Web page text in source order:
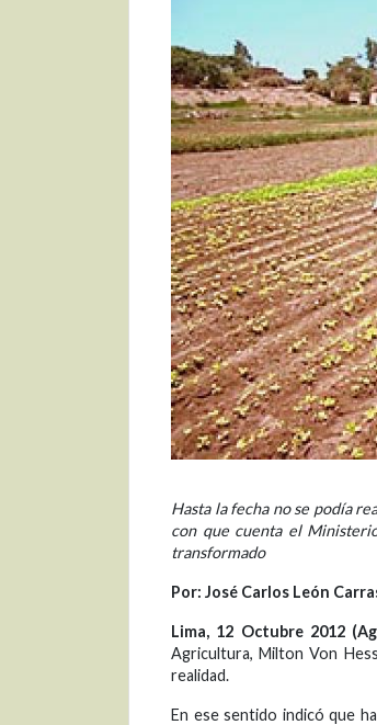
Hasta la fecha no se podía
con que cuenta el
transformado
Por: José Carlos León
Lima, 12 Octubre 2012
Agricultura, Milton Von
realidad.
En ese sentido indicó que